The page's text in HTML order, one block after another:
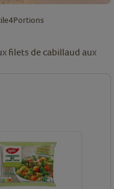
4Portions
filets de cabillaud aux